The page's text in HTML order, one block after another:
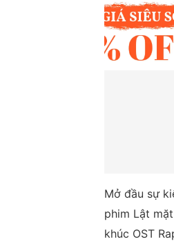
Mở đầu sự
phim Lật
khúc OST